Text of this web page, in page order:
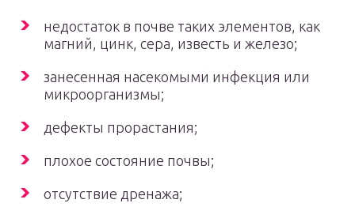
недостаток в почве таких элементов, как
магний, цинк, сера, известь и железо;
занесенная насекомыми инфекция или
микроорганизмы;
дефекты прорастания;
плохое состояние почвы;
отсутствие дренажа;